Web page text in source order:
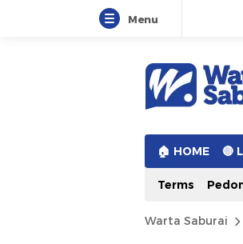
Menu
Warta Saburai
Sumber
🏠︎ HOME 🔴
Terms
Warta Saburai